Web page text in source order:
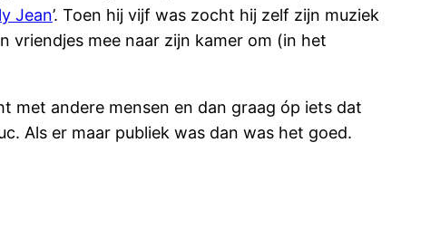
Jean’. Toen hij vijf was zocht hij zelf zijn muziek
vriendjes mee naar zijn kamer om (in het
met andere mensen en dan graag óp iets dat
Als er maar publiek was dan was het goed.